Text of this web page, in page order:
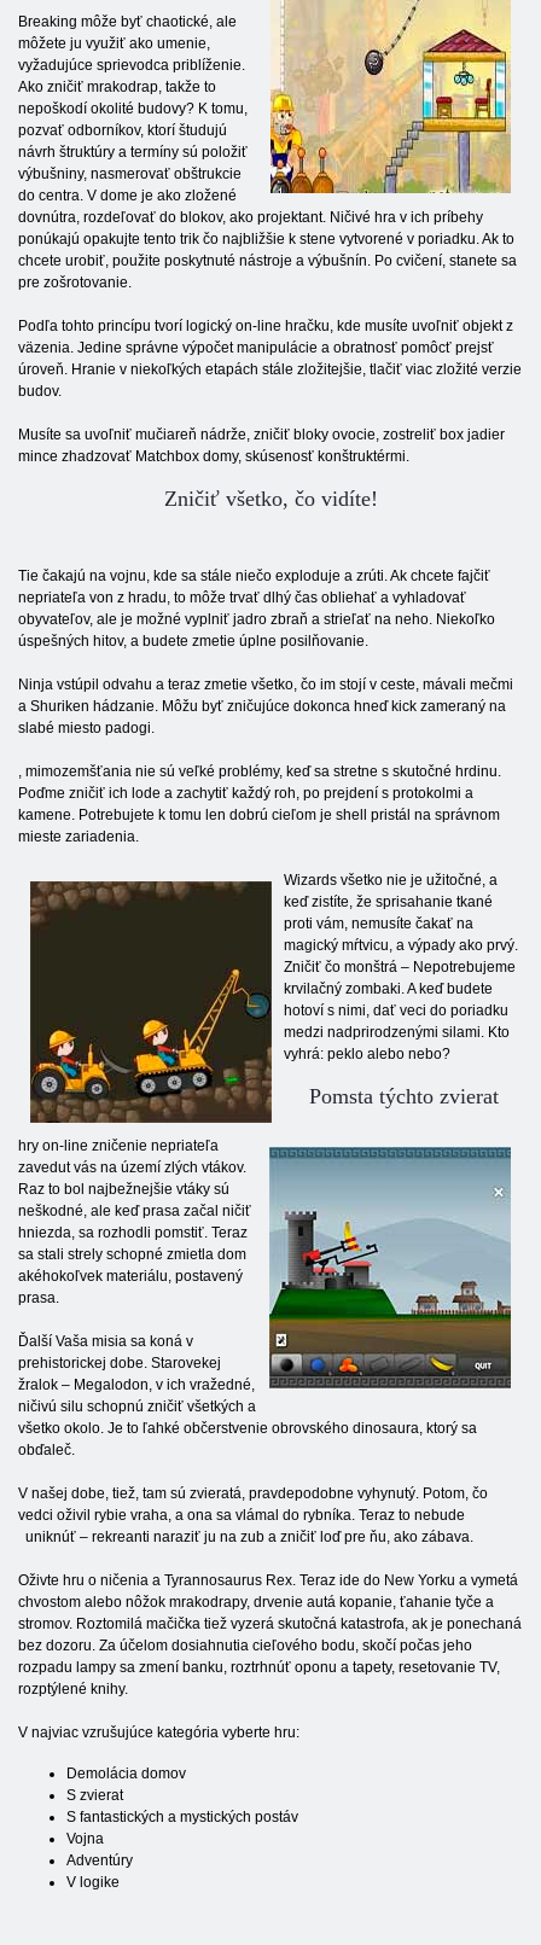
Breaking môže byť chaotické, ale
môžete ju využiť ako umenie,
vyžadujúce sprievodca priblíženie.
Ako zničiť mrakodrap, takže to
nepoškodí okolité budovy? K tomu,
pozvať odborníkov, ktorí študujú
návrh štruktúry a termíny sú položiť
výbušniny, nasmerovať obštrukcie
do centra. V dome je ako zložené
dovnútra, rozdeľovať do blokov, ako projektant. Ničivé hra v ich príbehy
ponúkajú opakujte tento trik čo najbližšie k stene vytvorené v poriadku. Ak to
chcete urobiť, použite poskytnuté nástroje a výbušnín. Po cvičení, stanete sa
pre zošrotovanie.
Podľa tohto princípu tvorí logický on-line hračku, kde musíte uvoľniť objekt z
väzenia. Jedine správne výpočet manipulácie a obratnosť pomôcť prejsť
úroveň. Hranie v niekoľkých etapách stále zložitejšie, tlačiť viac zložité verzie
budov.
Musíte sa uvoľniť mučiareň nádrže, zničiť bloky ovocie, zostreliť box jadier
mince zhadzovať Matchbox domy, skúsenosť konštruktérmi.
Zničiť všetko, čo vidíte!
Tie čakajú na vojnu, kde sa stále niečo exploduje a zrúti. Ak chcete fajčiť
nepriateľa von z hradu, to môže trvať dlhý čas obliehať a vyhladovať
obyvateľov, ale je možné vyplniť jadro zbraň a strieľať na neho. Niekoľko
úspešných hitov, a budete zmetie úplne posilňovanie.
Ninja vstúpil odvahu a teraz zmetie všetko, čo im stojí v ceste, mávali mečmi
a Shuriken hádzanie. Môžu byť zničujúce dokonca hneď kick zameraný na
slabé miesto padogi.
, mimozemšťania nie sú veľké problémy, keď sa stretne s skutočné hrdinu.
Poďme zničiť ich lode a zachytiť každý roh, po prejdení s protokolmi a
kamene. Potrebujete k tomu len dobrú cieľom je shell pristál na správnom
mieste zariadenia.
Wizards všetko nie je užitočné, a
keď zistíte, že sprisahanie tkané
proti vám, nemusíte čakať na
magický mŕtvicu, a výpady ako prvý.
Zničiť čo monštrá – Nepotrebujeme
krvilačný zombaki. A keď budete
hotoví s nimi, dať veci do poriadku
medzi nadprirodzenými silami. Kto
vyhrá: peklo alebo nebo?
Pomsta týchto zvierat
hry on-line zničenie nepriateľa
zavedut vás na území zlých vtákov.
Raz to bol najbežnejšie vtáky sú
neškodné, ale keď prasa začal ničiť
hniezda, sa rozhodli pomstiť. Teraz
sa stali strely schopné zmietla dom
akéhokoľvek materiálu, postavený
prasa.
Ďalší Vaša misia sa koná v
prehistorickej dobe. Starovekej
žralok – Megalodon, v ich vražedné,
ničivú silu schopnú zničiť všetkých a
všetko okolo. Je to ľahké občerstvenie obrovského dinosaura, ktorý sa
obďaleč.
V našej dobe, tiež, tam sú zvieratá, pravdepodobne vyhynutý. Potom, čo
vedci oživil rybie vraha, a ona sa vlámal do rybníka. Teraz to nebude
uniknúť – rekreanti naraziť ju na zub a zničiť loď pre ňu, ako zábava.
Oživte hru o ničenia a Tyrannosaurus Rex. Teraz ide do New Yorku a vymetá
chvostom alebo nôžok mrakodrapy, drvenie autá kopanie, ťahanie tyče a
stromov. Roztomilá mačička tiež vyzerá skutočná katastrofa, ak je ponechaná
bez dozoru. Za účelom dosiahnutia cieľového bodu, skočí počas jeho
rozpadu lampy sa zmení banku, roztrhnúť oponu a tapety, resetovanie TV,
rozptýlené knihy.
V najviac vzrušujúce kategória vyberte hru:
Demolácia domov
S zvierat
S fantastických a mystických postáv
Vojna
Adventúry
V logike